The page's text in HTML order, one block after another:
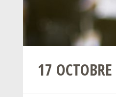
17